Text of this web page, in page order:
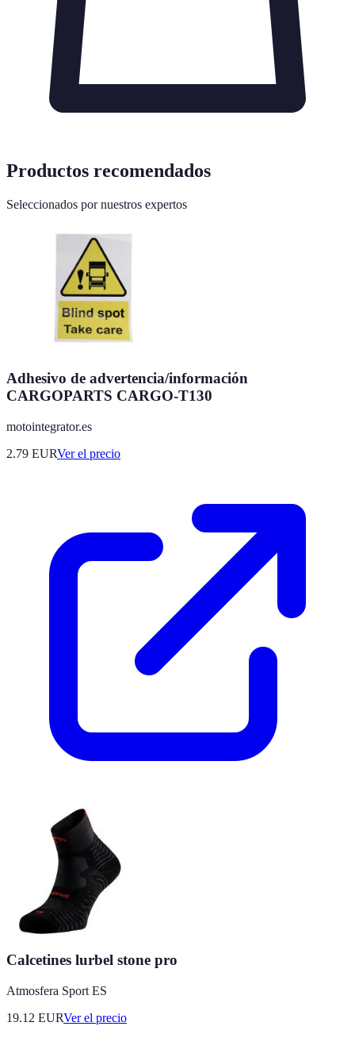
Productos recomendados
Seleccionados por nuestros expertos
Adhesivo de advertencia/información
CARGOPARTS CARGO-T130
motointegrator.es
2.79 EURVer el precio
Calcetines lurbel stone pro
Atmosfera Sport ES
19.12 EURVer el precio